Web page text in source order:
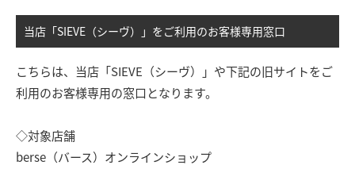
当店「SIEVE（シーヴ）」をご利用のお客様専用窓口
こちらは、当店「SIEVE（シーヴ）」や下記の旧サイトをご
利用のお客様専用の窓口となります。
◇対象店舗
berse（バース）オンラインショップ